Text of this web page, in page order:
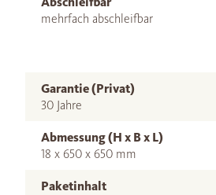
mehrfach abschleifbar
Garantie (Privat)
30 Jahre
Abmessung (H x B x L)
18 x 650 x 650 mm
Paketinhalt